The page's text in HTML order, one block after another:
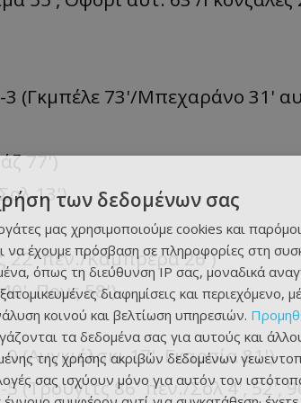
(Γκμπέλε 73'/Μπεχαράνο 31'
77')
13')
22' πεν./Καμπρέρα 26')
Πονς 58')
(Ανγκιέλσκι 17', Γκαρσία 81')
(Tρούγιτς 86' πεν./Σολ 4', 52',
των δεδομένων σας
μας χρησιμοποιούμε cookies και
να έχουμε πρόσβαση σε πληροφορίες στη
όπως τη διεύθυνση IP σας, μοναδικά
διαφημίσεις και περιεχόμενο,
κοινού και βελτίωση υπηρεσιών.
τα δεδομένα σας για αυτούς και
της χρήσης ακριβών δεδομένων
σας ισχύουν μόνο για αυτόν τον